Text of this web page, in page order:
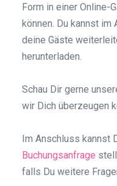
Form in einer Online-
können. Du kannst im
deine Gäste
herunterladen.
Schau Dir gerne
wir Dich überzeugen
Im Anschluss kannst
Buchungsanfrage
falls Du weitere